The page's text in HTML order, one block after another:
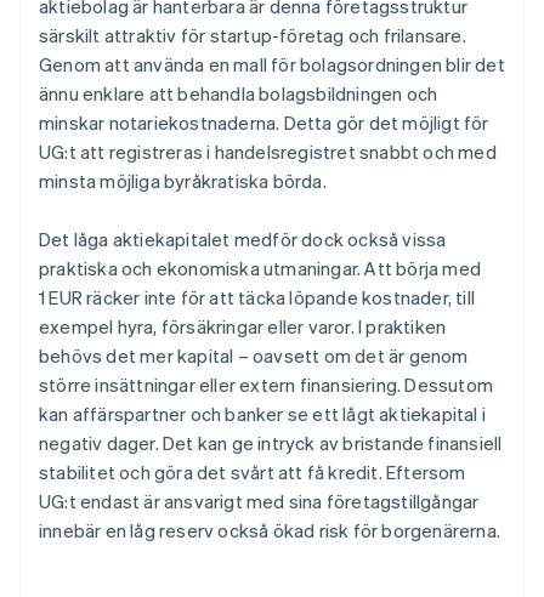
aktiebolag är hanterbara är denna företagsstruktur
särskilt attraktiv för startup-företag och frilansare.
Genom att använda en mall för bolagsordningen blir det
ännu enklare att behandla bolagsbildningen och
minskar notariekostnaderna. Detta gör det möjligt för
UG:t att registreras i handelsregistret snabbt och med
minsta möjliga byråkratiska börda.
Det låga aktiekapitalet medför dock också vissa
praktiska och ekonomiska utmaningar. Att börja med
1 EUR räcker inte för att täcka löpande kostnader, till
exempel hyra, försäkringar eller varor. I praktiken
behövs det mer kapital – oavsett om det är genom
större insättningar eller extern finansiering. Dessutom
kan affärspartner och banker se ett lågt aktiekapital i
negativ dager. Det kan ge intryck av bristande finansiell
stabilitet och göra det svårt att få kredit. Eftersom
UG:t endast är ansvarigt med sina företagstillgångar
innebär en låg reserv också ökad risk för borgenärerna.